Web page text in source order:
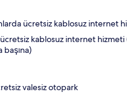
ücretsiz kablosuz internet
kablosuz internet hizmeti
başına)
valesiz otopark